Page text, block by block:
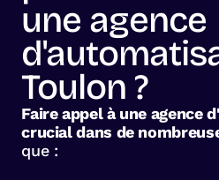
une agence
Toulon ?
Faire appel à une agence
crucial dans de
que :